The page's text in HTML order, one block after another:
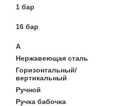
1 бар
16 бар
А
Нержавеющая сталь
Горизонтальный/
вертикальный
Ручной
Ручка бабочка